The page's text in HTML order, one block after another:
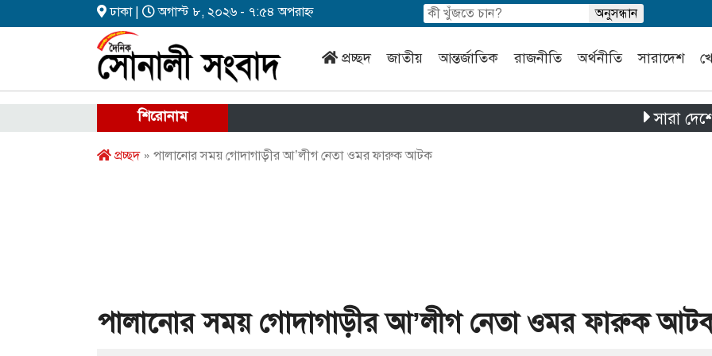
ঢাকা | অগাস্ট ৮, ২০২৬ - ৭:৫৪ অপরাহ্ন
প্রচ্ছদ জাতীয় আন্তর্জাতিক রাজনীতি অর্থনীতি সারাদেশ
শিরোনাম সারা দেশে পৃথক
প্রচ্ছদ» পালানোর সময় গোদাগাড়ীর আ’লীগ নেতা ওমর ফারুক আটক
পালানোর সময় গোদাগাড়ীর আ’লীগ নেতা ওমর ফারুক